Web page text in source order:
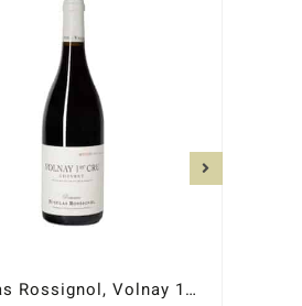
Nicolas Rossignol, Volnay 1er Cru Chevret 2020